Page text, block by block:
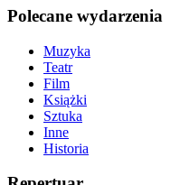
Polecane wydarzenia
Muzyka
Teatr
Film
Książki
Sztuka
Inne
Historia